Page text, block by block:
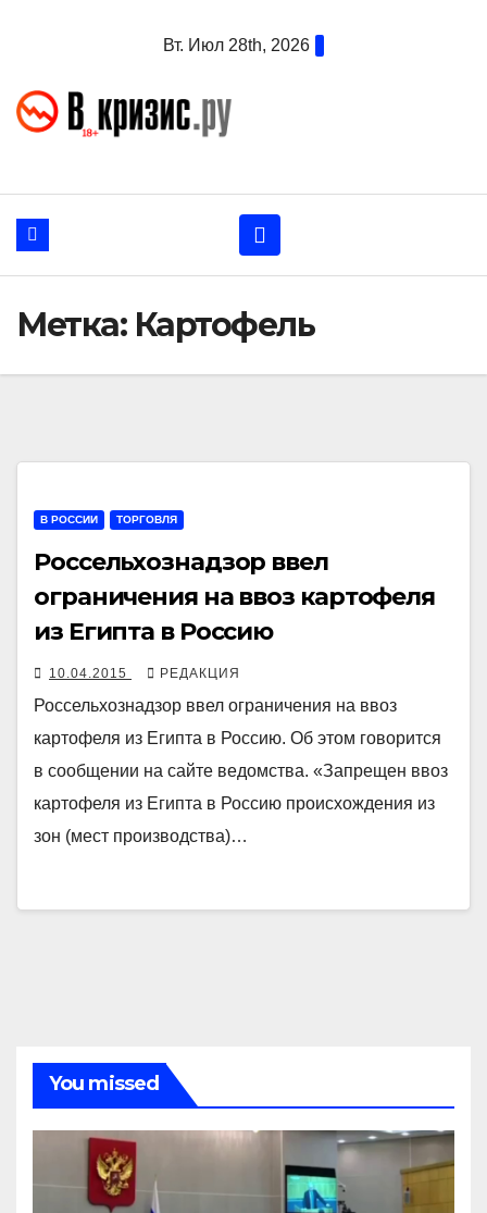
Вт. Июл 28th, 2026
Метка: Картофель
В РОССИИ ТОРГОВЛЯ
Россельхознадзор ввел
ограничения на ввоз картофеля
из Египта в Россию
10.04.2015 РЕДАКЦИЯ
Россельхознадзор ввел ограничения на ввоз
картофеля из Египта в Россию. Об этом говорится
в сообщении на сайте ведомства. «Запрещен ввоз
картофеля из Египта в Россию происхождения из
зон (мест производства)…
You missed